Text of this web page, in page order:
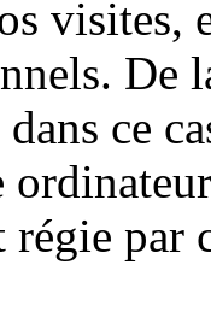
visites,
ce
par